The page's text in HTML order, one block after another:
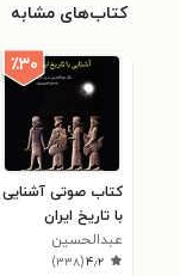
کتاب‌های مشابه
٪۳۰
کتاب صوتی آشنایی
با تاریخ ایران
عبدالحسین
زرین‌کوب
۴٫۲(۳۳۸)